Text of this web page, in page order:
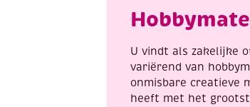
U vindt als zakelijke
variërend van
onmisbare creatieve
heeft met het